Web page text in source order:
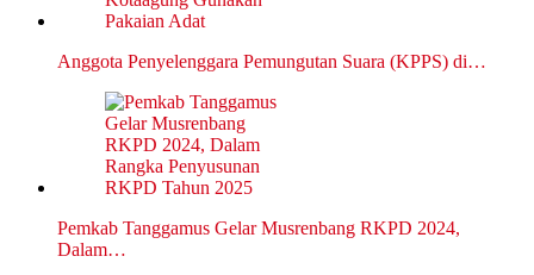
Anggota Penyelenggara Pemungutan Suara (KPPS) di…
Pemkab Tanggamus Gelar Musrenbang RKPD 2024,
Dalam…